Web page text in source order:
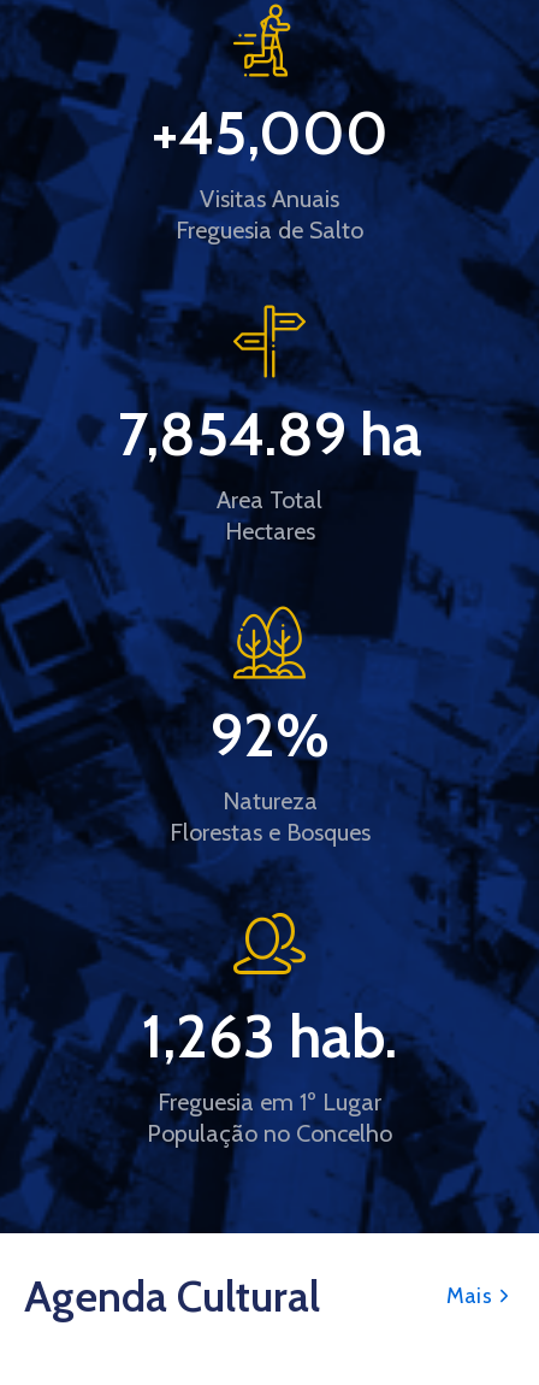
Visitas Anuais
Freguesia de Salto
+45,000
Area Total
Hectares
7,854.89 ha
Natureza
Florestas e Bosques
92%
Freguesia em 1º Lugar
População no Concelho
1,263 hab.
Agenda Cultural Mais